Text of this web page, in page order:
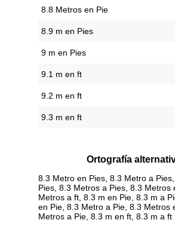
8.8 Metros en Pie
8.9 m en Pies
9 m en Pies
9.1 m en ft
9.2 m en ft
9.3 m en ft
Ortografía
8.3 Metro en Pies, 8.3 Metro a
Pies, 8.3 Metros a Pies, 8.3 Metros
Metros a ft, 8.3 m en Pie, 8.3 m a
en Pie, 8.3 Metro a Pie, 8.3 Metros
Metros a Pie, 8.3 m en ft, 8.3 m a ft